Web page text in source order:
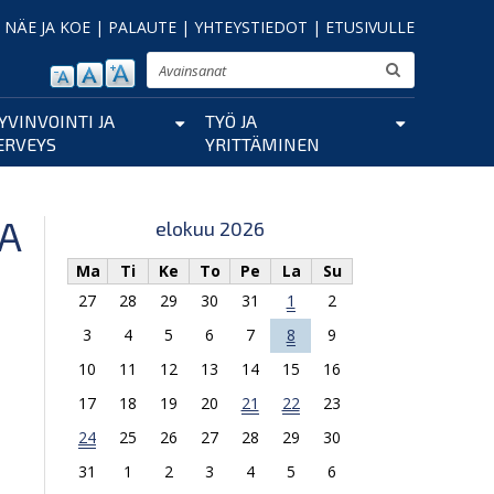
NÄE JA KOE | PALAUTE | YHTEYSTIEDOT | ETUSIVULLE
Etsi
JA
TYÖ JA
YRITTÄMINEN
elokuu 2026
Ma Ti Ke To Pe La
Su
27
28 29 30 31 1
2
3
4 5 6 7 8
9
10
11 12 13 14 15
16
17
18 19 20 21 22
23
24
25 26 27 28 29
30
31
1 2 3 4 5
6